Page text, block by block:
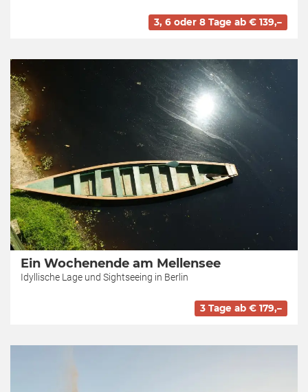
3, 6 oder 8 Tage ab € 139,–
Ein Wochenende am Mellensee
Idyllische Lage und Sightseeing in Berlin
3 Tage ab € 179,–